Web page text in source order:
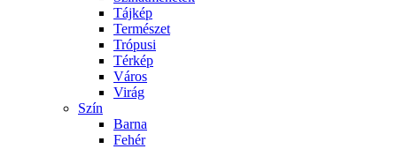
Tájkép
Természet
Trópusi
Térkép
Város
Virág
Szín
Barna
Fehér